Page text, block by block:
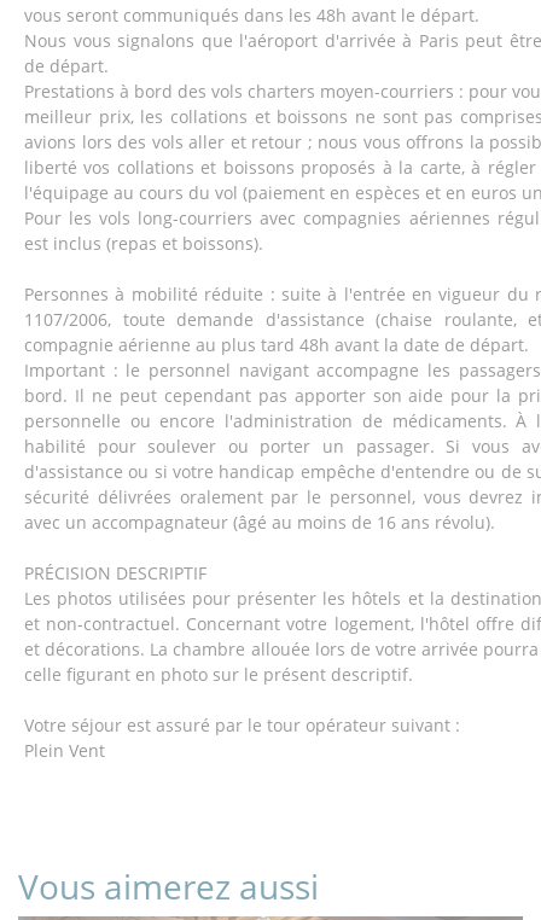
vous seront communiqués dans les 48h avant le départ.
Nous vous signalons que l'aéroport d'arrivée à Paris peut
de départ.
Prestations à bord des vols charters moyen-courriers : pour
meilleur prix, les collations et boissons ne sont pas
avions lors des vols aller et retour ; nous vous offrons la
liberté vos collations et boissons proposés à la carte, à
l'équipage au cours du vol (paiement en espèces et en euros
Pour les vols long-courriers avec compagnies aériennes
est inclus (repas et boissons).
Personnes à mobilité réduite : suite à l'entrée en vigueur du
1107/2006, toute demande d'assistance (chaise
compagnie aérienne au plus tard 48h avant la date de départ.
Important : le personnel navigant accompagne les
bord. Il ne peut cependant pas apporter son aide pour la
personnelle ou encore l'administration de médicaments.
habilité pour soulever ou porter un passager. Si vous
d'assistance ou si votre handicap empêche d'entendre ou de
sécurité délivrées oralement par le personnel, vous devrez
avec un accompagnateur (âgé au moins de 16 ans révolu).
PRÉCISION DESCRIPTIF
Les photos utilisées pour présenter les hôtels et la
et non-contractuel. Concernant votre logement, l'hôtel offre
et décorations. La chambre allouée lors de votre arrivée
celle figurant en photo sur le présent descriptif.
Votre séjour est assuré par le tour opérateur suivant :
Plein Vent
Vous aimerez aussi